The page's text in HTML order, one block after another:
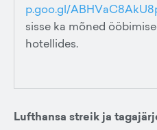
p.goo.gl/
sisse ka mõned
hotellides.
Lufthansa streik ja